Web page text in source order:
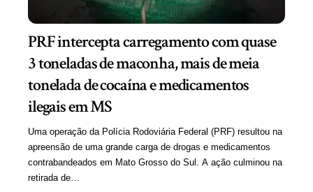
PRF intercepta carregamento com quase
3 toneladas de maconha, mais de meia
tonelada de cocaína e medicamentos
ilegais em MS
Uma operação da Polícia Rodoviária Federal (PRF) resultou na
apreensão de uma grande carga de drogas e medicamentos
contrabandeados em Mato Grosso do Sul. A ação culminou na
retirada de…